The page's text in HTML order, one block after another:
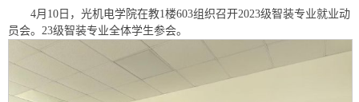
4月10日，光机电学院在教1楼603组织召开2023级智装专业就业动
员会。23级智装专业全体学生参会。